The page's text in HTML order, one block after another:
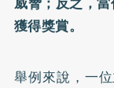
獲得獎賞。
舉例來說，一